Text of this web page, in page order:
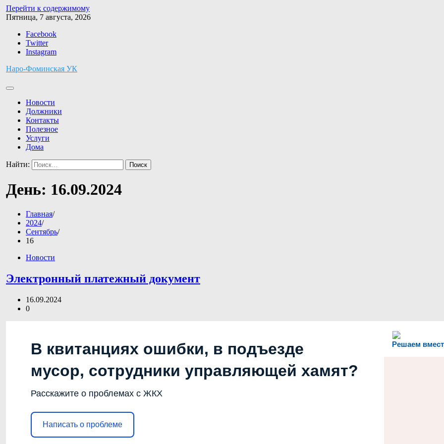
Перейти к содержимому
Пятница, 7 августа, 2026
Facebook
Twitter
Instagram
Наро-Фоминская УК
Новости
Должники
Контакты
Полезное
Услуги
Дома
Найти:
День: 16.09.2024
Главная
2024
Сентябрь
16
Новости
Электронный платежный документ
16.09.2024
0
Решаем
В квитанциях ошибки, в подъезде
мусор, сотрудники управляющей хамят?
Расскажите о проблемах с ЖКХ
Написать о проблеме